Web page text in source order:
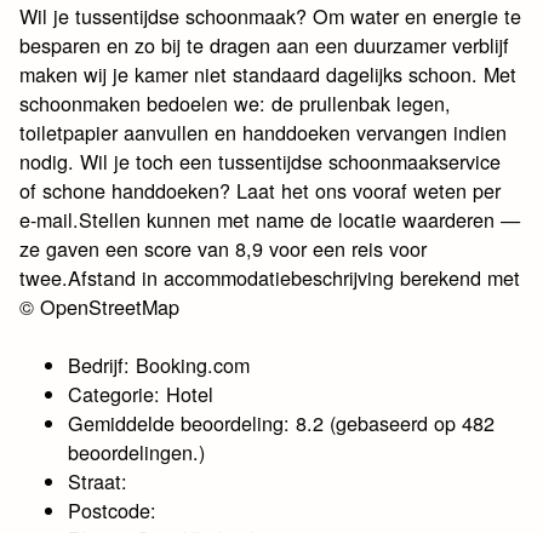
Wil je tussentijdse schoonmaak? Om water en energie te
besparen en zo bij te dragen aan een duurzamer verblijf
maken wij je kamer niet standaard dagelijks schoon. Met
schoonmaken bedoelen we: de prullenbak legen,
toiletpapier aanvullen en handdoeken vervangen indien
nodig. Wil je toch een tussentijdse schoonmaakservice
of schone handdoeken? Laat het ons vooraf weten per
e-mail.Stellen kunnen met name de locatie waarderen —
ze gaven een score van 8,9 voor een reis voor
twee.Afstand in accommodatiebeschrijving berekend met
© OpenStreetMap
Bedrijf: Booking.com
Categorie: Hotel
Gemiddelde beoordeling: 8.2 (gebaseerd op 482
beoordelingen.)
Straat:
Postcode: